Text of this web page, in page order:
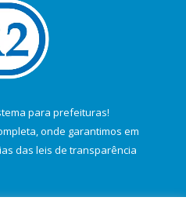
para prefeituras!
onde garantimos em
das leis de transparência